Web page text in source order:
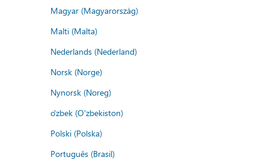
Magyar (Magyarország)
Malti (Malta)
Nederlands (Nederland)
Norsk (Norge)
Nynorsk (Noreg)
o'zbek (O'zbekiston)
Polski (Polska)
Português (Brasil)